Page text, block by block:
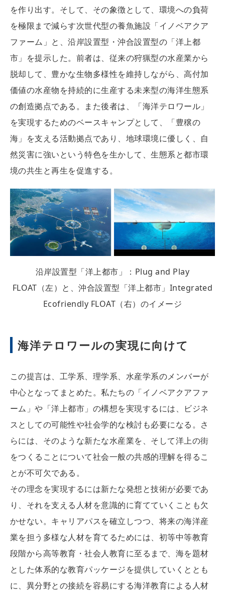
を作り出す。そして、その象徴として、環境への負荷
を極限まで減らす次世代型の養魚施設「イノベアクア
ファーム」と、沿岸設置型・沖合設置型の「洋上都
市」を提示した。前者は、従来の狩猟型の水産業から
脱却して、豊かな生物多様性を維持しながら、高付加
価値の水産物を持続的に生産する未来型の海洋生態系
の創造拠点である。また後者は、「海洋テロワール」
を実現するためのベースキャンプとして、「豊穣の
海」を支える活動拠点であり、地球環境に優しく、自
然災害に強いという特色を生かして、生態系と都市環
境の共生と再生を促進する。
沿岸設置型「洋上都市」：Plug and Play
FLOAT（左）と、沖合設置型「洋上都市」Integrated
Ecofriendly FLOAT（右）のイメージ
海洋テロワールの実現に向けて
この提言は、工学系、理学系、水産学系のメンバーが
中心となってまとめた。私たちの「イノベアクアファ
ーム」や「洋上都市」の構想を実現するには、ビジネ
スとしての可能性や社会学的な検討も必要になる。さ
らには、そのような新たな水産業を、そして洋上の街
をつくることについて社会一般の共感的理解を得るこ
とが不可欠である。
その理念を実現するには新たな発想と技術が必要であ
り、それを支える人材を意識的に育てていくことも欠
かせない。キャリアパスを確立しつつ、将来の海洋産
業を担う多様な人材を育てるためには、初等中等教育
段階から高等教育・社会人教育に至るまで、海を題材
とした体系的な教育パッケージを提供していくととも
に、異分野との接続を容易にする海洋教育による人材